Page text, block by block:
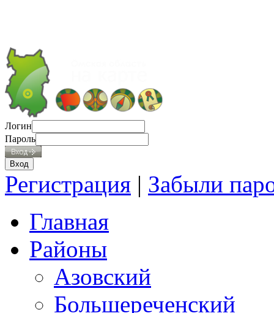
Логин
Пароль
Регистрация | Забыли
Главная
Районы
Азовский
Большереченский